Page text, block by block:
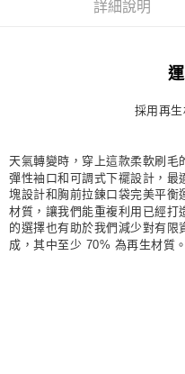
每筆NT$80，滿NT$1,500(含
詳細說明
採用再
天氣轉變時，穿上這款柔軟刷
彈性袖口和可調式下襬設計，最
塊設計和胸前拉鍊口袋完美平衡
材質，讓我們能重複利用已經打
的選擇也有助於我們減少對有
成，其中至少 70% 為再生材質。